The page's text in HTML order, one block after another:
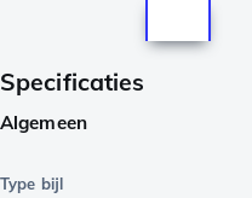
Specificaties
Algemeen
Type bijl